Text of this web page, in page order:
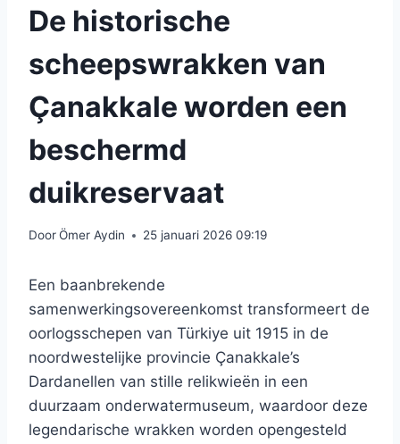
De historische
scheepswrakken van
Çanakkale worden een
beschermd
duikreservaat
DoorÖmer Aydin 25 januari 2026 09:19
Een baanbrekende
samenwerkingsovereenkomst transformeert de
oorlogsschepen van Türkiye uit 1915 in de
noordwestelijke provincie Çanakkale’s
Dardanellen van stille relikwieën in een
duurzaam onderwatermuseum, waardoor deze
legendarische wrakken worden opengesteld